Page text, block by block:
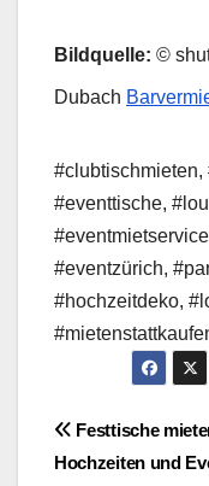
Bildquelle: ©
Dubach
#clubtischmieten,
#eventtische,
#eventzürich,
#hochzeitdeko,
Festtische
Hochzeiten und